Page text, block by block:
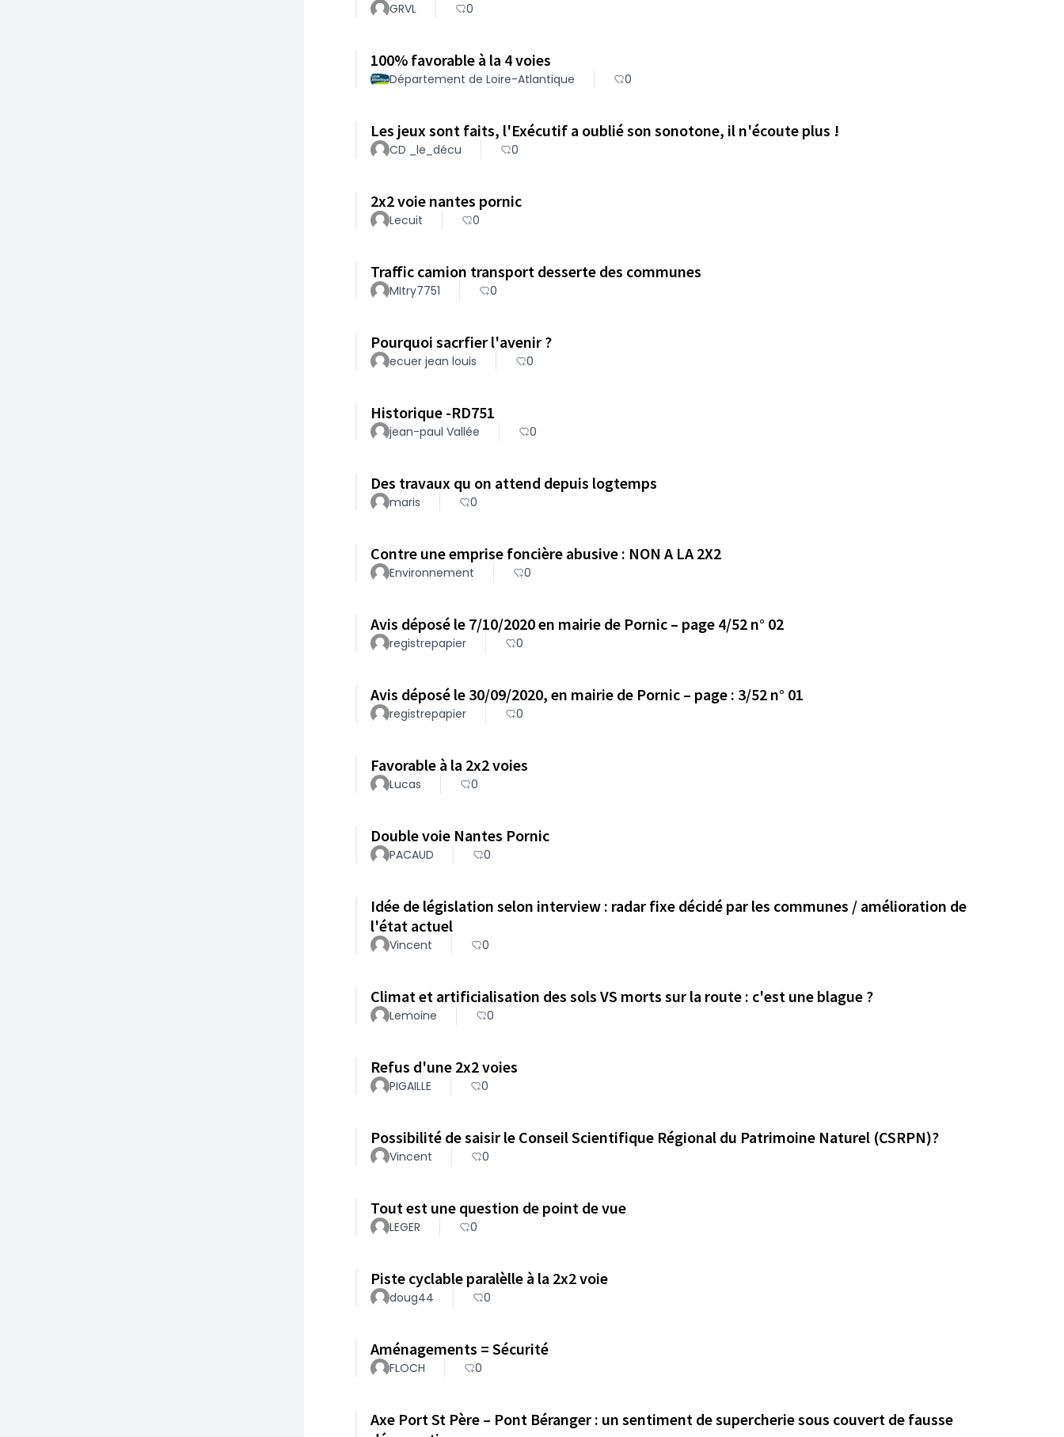
GRVL 0
100% favorable à la 4 voies
Département de Loire-Atlantique 0
Les jeux sont faits, l'Exécutif a oublié son sonotone, il n'écoute plus !
CD _le_décu 0
2x2 voie nantes pornic
Lecuit 0
Traffic camion transport desserte des communes
MItry7751 0
Pourquoi sacrfier l'avenir ?
ecuer jean louis 0
Historique -RD751
jean-paul Vallée 0
Des travaux qu on attend depuis logtemps
maris 0
Contre une emprise foncière abusive : NON A LA 2X2
Environnement 0
Avis déposé le 7/10/2020 en mairie de Pornic – page 4/52 n° 02
registrepapier 0
Avis déposé le 30/09/2020, en mairie de Pornic – page : 3/52 n° 01
registrepapier 0
Favorable à la 2x2 voies
Lucas 0
Double voie Nantes Pornic
PACAUD 0
Idée de législation selon interview : radar fixe décidé par les communes / amélioration de
l'état actuel
Vincent 0
Climat et artificialisation des sols VS morts sur la route : c'est une blague ?
Lemoine 0
Refus d'une 2x2 voies
PIGAILLE 0
Possibilité de saisir le Conseil Scientifique Régional du Patrimoine Naturel (CSRPN)?
Vincent 0
Tout est une question de point de vue
LEGER 0
Piste cyclable paralèlle à la 2x2 voie
doug44 0
Aménagements = Sécurité
FLOCH 0
Axe Port St Père – Pont Béranger : un sentiment de supercherie sous couvert de fausse